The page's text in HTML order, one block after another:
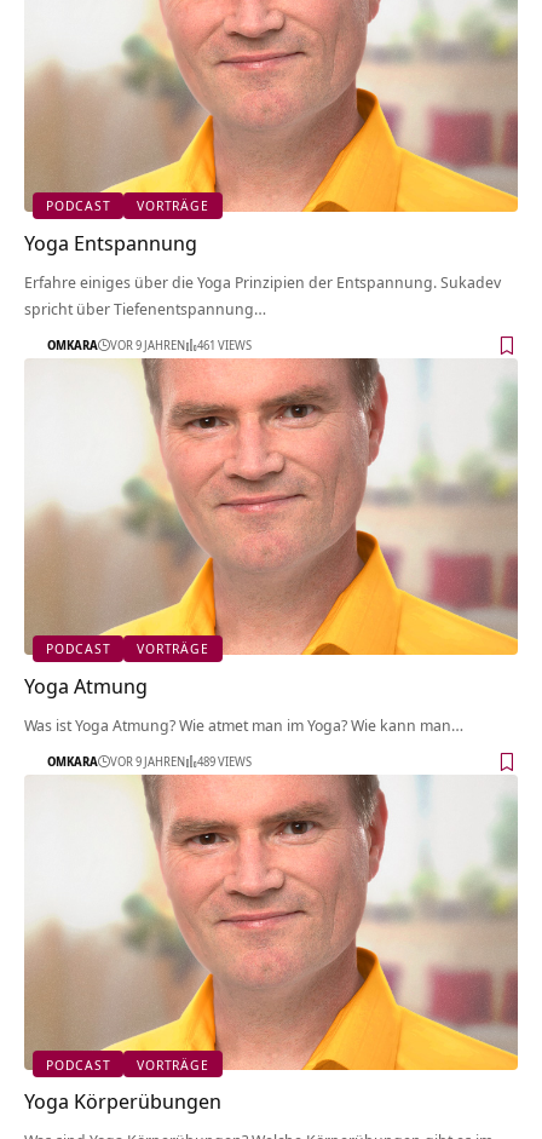
PODCAST VORTRÄGE
Yoga Entspannung
Erfahre einiges über die Yoga Prinzipien der Entspannung. Sukadev
spricht über Tiefenentspannung…
OMKARA VOR 9 JAHREN 461 VIEWS
PODCAST VORTRÄGE
Yoga Atmung
Was ist Yoga Atmung? Wie atmet man im Yoga? Wie kann man…
OMKARA VOR 9 JAHREN 489 VIEWS
PODCAST VORTRÄGE
Yoga Körperübungen